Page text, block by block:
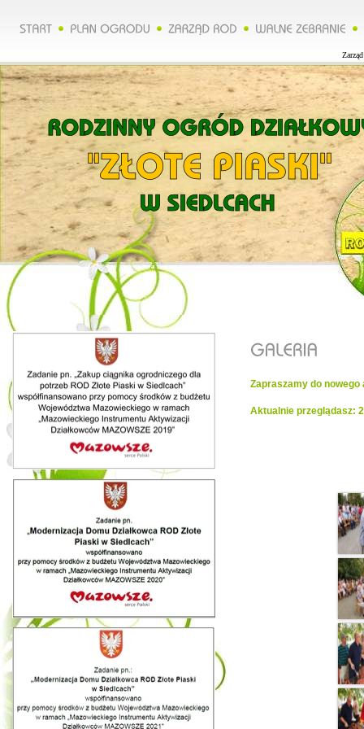
Zapraszamy do nowego
Aktualnie przeglądasz: